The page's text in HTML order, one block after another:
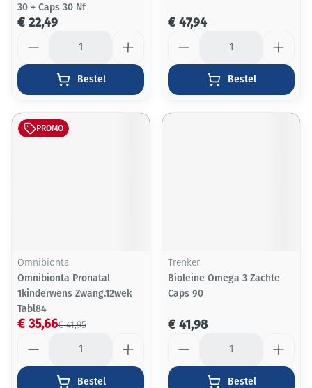
30 + Caps 30 Nf
€ 22,49
Bestel
€ 47,94
Bestel
PROMO
Omnibionta
Omnibionta Pronatal
1kinderwens Zwang.12wek
Tabl84
€ 41,95
€ 35,66
Bestel
Trenker
Bioleine Omega 3 Zachte
Caps 90
€ 41,98
Bestel